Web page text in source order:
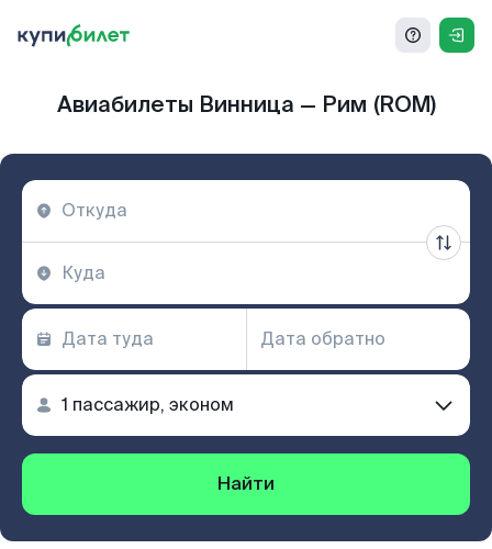
Авиабилеты Винница — Рим (ROM)
Найти